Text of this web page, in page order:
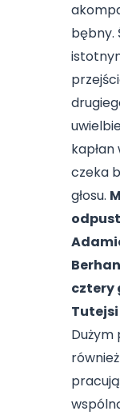
bębny.
czeka
głosu.
cztery
Dużym